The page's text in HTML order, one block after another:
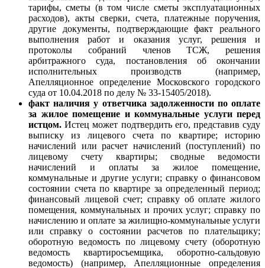
тарифы, сметы (в том числе сметы эксплуатационных
расходов), акты сверки, счета, платежные поручения,
другие документы, подтверждающие факт реального
выполнения работ и оказания услуг, решения и
протоколы собраний членов ТСЖ, решения
арбитражного суда, постановления об окончании
исполнительных производств (например,
Апелляционное определение Московского городского
суда от 10.04.2018 по делу № 33-15405/2018).
факт наличия у ответчика задолженности по оплате
за жилое помещение и коммунальные услуги перед
истцом. Истец может подтвердить его, представив суду
выписку из лицевого счета по квартире; историю
начислений или расчет начислений (поступлений) по
лицевому счету квартиры; сводные ведомости
начислений и оплаты за жилое помещение,
коммунальные и другие услуги; справку о финансовом
состоянии счета по квартире за определенный период;
финансовый лицевой счет; справку об оплате жилого
помещения, коммунальных и прочих услуг; справку по
начислению и оплате за жилищно-коммунальные услуги
или справку о состоянии расчетов по плательщику;
оборотную ведомость по лицевому счету (оборотную
ведомость квартиросъемщика, оборотно-сальдовую
ведомость) (например, Апелляционные определения